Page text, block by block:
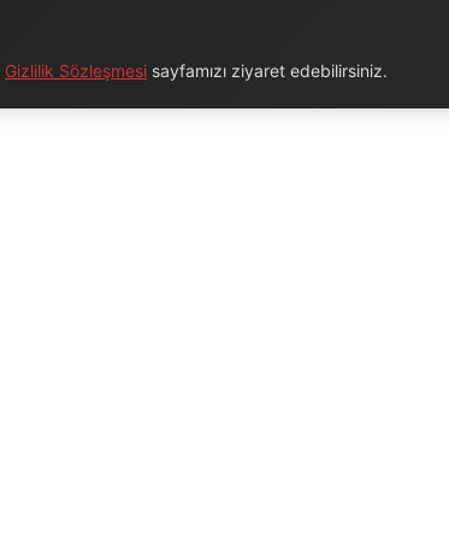
Gizlilik Sözleşmesi sayfamızı ziyaret edebilirsiniz.